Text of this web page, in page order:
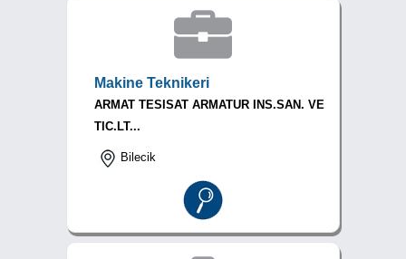
Makine Teknikeri
ARMAT TESISAT ARMATUR INS.SAN. VE
TIC.LT...
Bilecik